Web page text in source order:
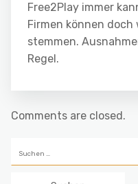
Free2Play immer
Firmen können
stemmen.
Regel.
Comments are closed.
nach: